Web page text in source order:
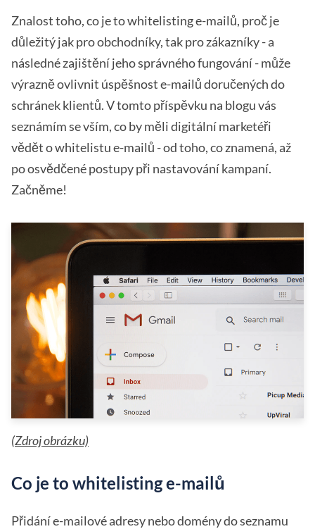
Znalost toho, co je to whitelisting e-mailů, proč je
důležitý jak pro obchodníky, tak pro zákazníky - a
následné zajištění jeho správného fungování - může
výrazně ovlivnit úspěšnost e-mailů doručených do
schránek klientů. V tomto příspěvku na blogu vás
seznámím se vším, co by měli digitální marketéři
vědět o whitelistu e-mailů - od toho, co znamená, až
po osvědčené postupy při nastavování kampaní.
Začněme!
(Zdroj obrázku)
Co je to whitelisting e-mailů
Přidání e-mailové adresy nebo domény do seznamu